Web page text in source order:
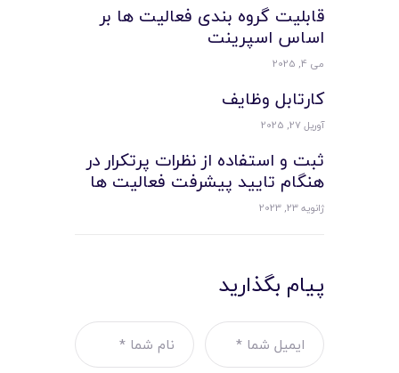
قابلیت گروه بندی فعالیت ها بر
اساس اسپرینت
می 4, 2025
کارتابل وظایف
آوریل 27, 2025
ثبت و استفاده از نظرات پرتکرار در
هنگام تایید پیشرفت فعالیت ها
ژانویه 23, 2023
پیام بگذارید